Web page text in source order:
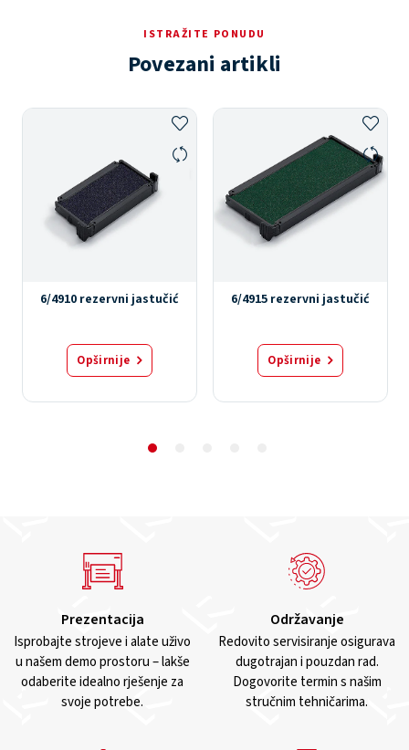
ISTRAŽITE PONUDU
Povezani artikli
6/4910 rezervni jastučić
Opširnije
6/4915 rezervni jastučić
Opširnije
Prezentacija
Isprobajte strojeve i alate uživo
u našem demo prostoru – lakše
odaberite idealno rješenje za
svoje potrebe.
Održavanje
Redovito servisiranje osigurava
dugotrajan i pouzdan rad.
Dogovorite termin s našim
stručnim tehničarima.